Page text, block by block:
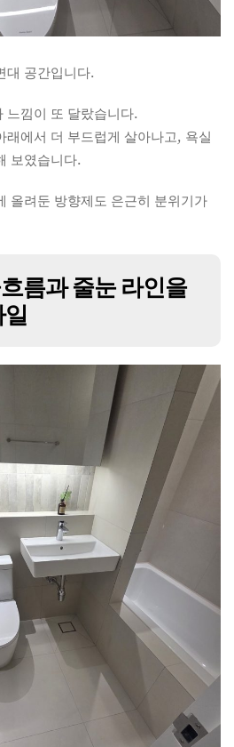
대 공간입니다.
느낌이 또 달랐습니다.
래에서 더 부드럽게 살아나고, 욕실
보였습니다.
올려둔 방향제도 은근히 분위기가
름과 줄눈 라인을